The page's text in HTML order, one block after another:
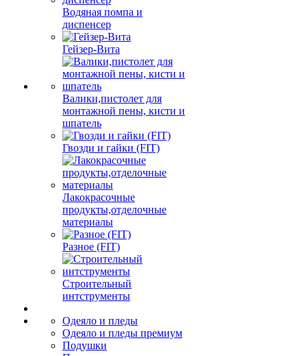
Водяная помпа и
диспенсер
Гейзер-Вита
Валики,пистолет для
монтажной пены, кисти и
шпатель
Гвозди и гайки (FIT)
Лакокрасочные
продукты,отделочные
материалы
Разное (FIT)
Строительный
интструменты
Одеяло и пледы
Одеяло и пледы премиум
Подушки